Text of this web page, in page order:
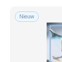
Nieuw